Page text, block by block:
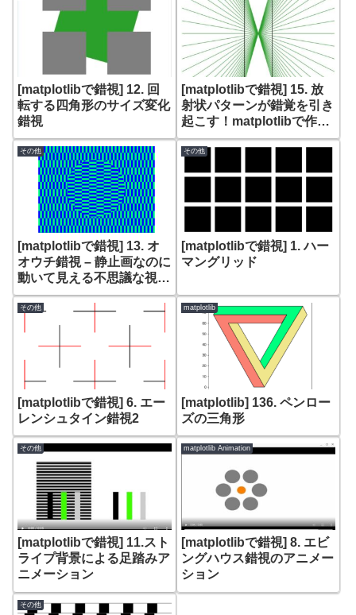
[matplotlibで錯視] 12. 回
転する四角形のサイズ変化
錯視
[matplotlibで錯視] 15. 放
射状パターンが錯覚を引き
起こす！matplotlibで作る
驚きのヘリング錯視
その他
[matplotlibで錯視] 13. オ
オウチ錯視 – 静止画なのに
動いて見える不思議な視覚
現象
その他
[matplotlibで錯視] 1. ハー
マングリッド
その他
[matplotlibで錯視] 6. エー
レンシュタイン錯視2
matplotlib
[matplotlib] 136. ペンロー
ズの三角形
その他
[matplotlibで錯視] 11.スト
ライプ背景による足踏みア
ニメーション
matplotlib Animation
[matplotlibで錯視] 8. エビ
ングハウス錯視のアニメー
ション
その他